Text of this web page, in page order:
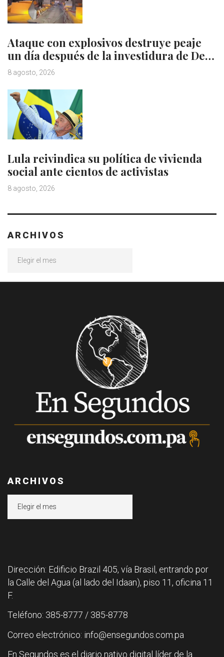
Ataque con explosivos destruye peaje
un día después de la investidura de De…
8 agosto, 2026
Lula reivindica su política de vivienda
social ante cientos de activistas
8 agosto, 2026
ARCHIVOS
ARCHIVOS
Dirección: Edificio Brazil 405, vía Brasil, entrando por
la Calle del Agua (al lado del Idaan), piso 11, oficina 11
F.
Teléfono: 385-8777 / 385-8778
Correo electrónico: info@ensegundos.com.pa
En Segundos es el diario nativo digital líder de la